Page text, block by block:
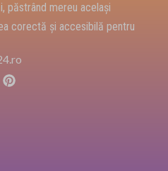
păstrând mereu același
corectă și accesibilă pentru